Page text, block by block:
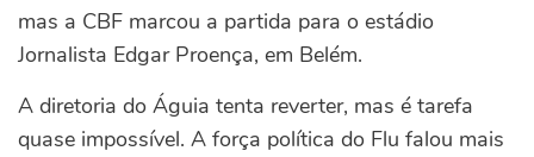
mas a CBF marcou a partida para o estádio
Jornalista Edgar Proença, em Belém.
A diretoria do Águia tenta reverter, mas é tarefa
quase impossível. A força política do Flu falou mais